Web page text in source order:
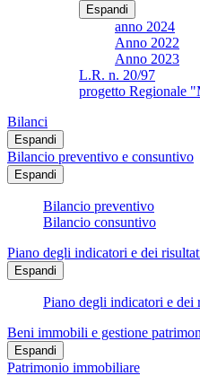
Espandi
anno 2024
Anno 2022
Anno 2023
L.R. n. 20/97
progetto Regionale
Bilanci
Espandi
Bilancio preventivo e consuntivo
Espandi
Bilancio preventivo
Bilancio consuntivo
Piano degli indicatori e dei
Espandi
Piano degli indicatori e dei
Beni immobili e gestione
Espandi
Patrimonio immobiliare